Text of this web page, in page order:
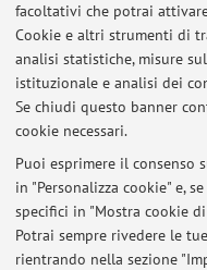
facoltativi che potrai
Cookie e altri strumenti di
analisi statistiche, misure
istituzionale e analisi dei
Se chiudi questo banner
cookie necessari.
Puoi esprimere il
in "Personalizza cookie" e,
specifici in "Mostra cookie
Potrai sempre rivedere le
rientrando nella sezione
Alma Mater Studiorum
Via Zamboni 33,
Al momento